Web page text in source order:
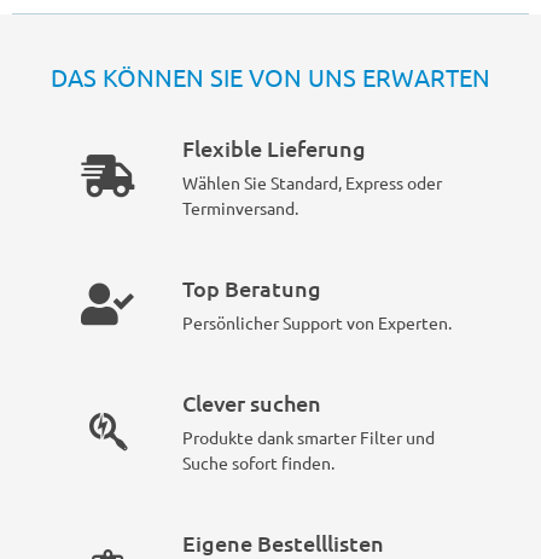
DAS KÖNNEN SIE VON UNS ERWARTEN
Flexible Lieferung
Wählen Sie Standard, Express oder
Terminversand.
Top Beratung
Persönlicher Support von Experten.
Clever suchen
Produkte dank smarter Filter und
Suche sofort finden.
Eigene Bestelllisten